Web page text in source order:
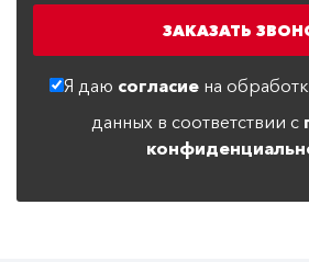
Я даю согласие на
данных в соответствии с